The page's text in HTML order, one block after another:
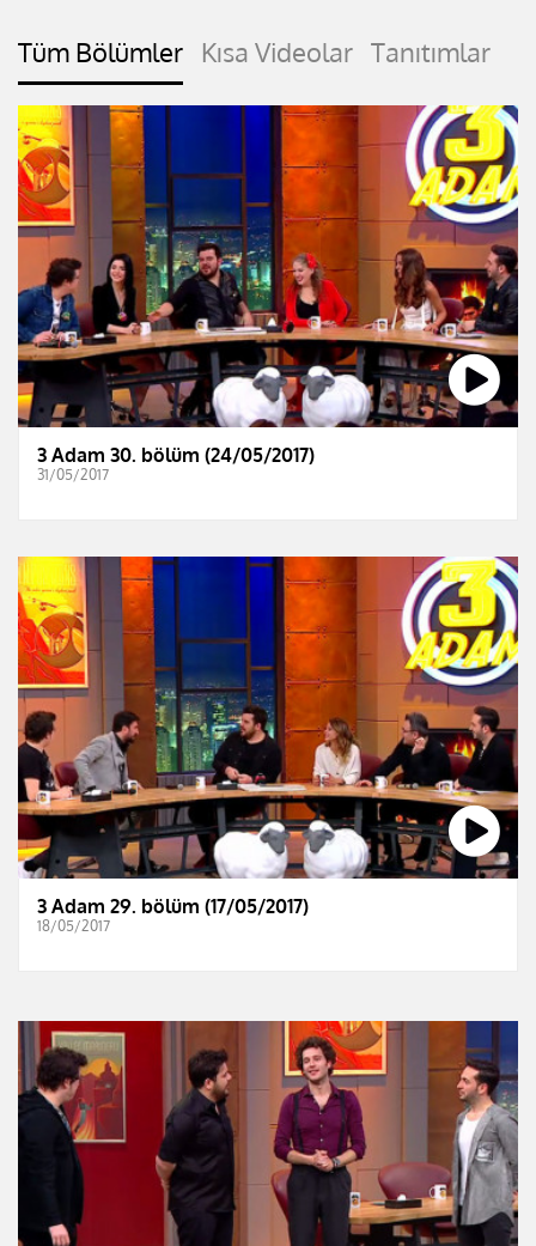
Tüm Bölümler Kısa Videolar Tanıtımlar
3 Adam 30. bölüm (24/05/2017)
31/05/2017
3 Adam 29. bölüm (17/05/2017)
18/05/2017